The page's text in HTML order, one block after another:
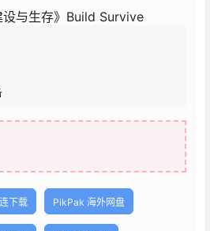
与生存》Build Survive
下载 PikPak 海外网盘